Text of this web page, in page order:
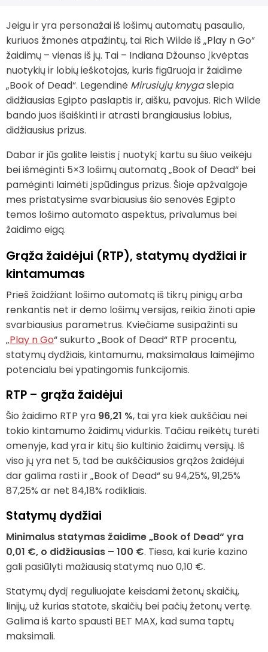
Jeigu ir yra personažai iš lošimų automatų pasaulio,
kuriuos žmonės atpažintų, tai Rich Wilde iš „Play n Go“
žaidimų – vienas iš jų. Tai – Indiana Džounso įkvėptas
nuotykių ir lobių ieškotojas, kuris figūruoja ir žaidime
„Book of Dead“. Legendinė Mirusiųjų knygaslepia
didžiausias Egipto paslaptis ir, aišku, pavojus. Rich Wilde
bando juos išaiškinti ir atrasti brangiausius lobius,
didžiausius prizus.
Dabar ir jūs galite leistis į nuotykį kartu su šiuo veikėju
bei išmėginti 5×3 lošimų automatą „Book of Dead“ bei
pamėginti laimėti įspūdingus prizus. Šioje apžvalgoje
mes pristatysime svarbiausius šio senovės Egipto
temos lošimo automato aspektus, privalumus bei
žaidimo eigą.
Grąža žaidėjui (RTP), statymų dydžiai ir
kintamumas
Prieš žaidžiant lošimo automatą iš tikrų pinigų arba
renkantis net ir demo lošimų versijas, reikia žinoti apie
svarbiausius parametrus. Kviečiame susipažinti su
„Play n Go“ sukurto „Book of Dead“ RTP procentu,
statymų dydžiais, kintamumu, maksimalaus laimėjimo
potencialu bei ypatingomis funkcijomis.
RTP – grąža žaidėjui
Šio žaidimo RTP yra 96,21 %, tai yra kiek aukščiau nei
tokio kintamumo žaidimų vidurkis. Tačiau reikėtų turėti
omenyje, kad yra ir kitų šio kultinio žaidimų versijų. Iš
viso jų yra net 5, tad be aukščiausios grąžos žaidėjui
dar galima rasti ir „Book of Dead“ su 94,25%, 91,25%
87,25% ar net 84,18% rodikliais.
Statymų dydžiai
Minimalus statymas žaidime „Book of Dead“ yra
0,01 €, o didžiausias – 100 €. Tiesa, kai kurie kazino
gali pasiūlyti mažiausią statymą nuo 0,10 €.
Statymų dydį reguliuojate keisdami žetonų skaičių,
linijų, už kurias statote, skaičių bei pačių žetonų vertę.
Galima iš karto spausti BET MAX, kad suma taptų
maksimali.